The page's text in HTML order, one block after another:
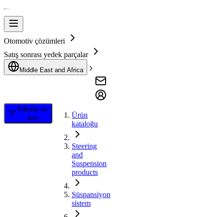
Otomotiv çözümleri
Satış sonrası yedek parçalar
Middle East and Africa
Filtrele ve
Ara
Ürün
kataloğu
Steering
and
Suspension
products
Süspansiyon
sistem